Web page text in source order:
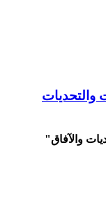
والتحديات
والآفاق"